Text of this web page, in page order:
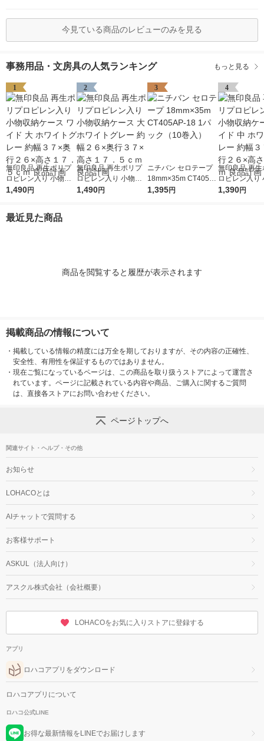
今見ている商品のレビューのみを見る
事務用品・文房具の人気ランキング もっと見る
1
無印良品 再生ポリプ
ロピレン入り 小物収
納ケース ワイド 大 ホ
７．５ｃｍ 良品計画
1,490円
2
無印良品 再生ポリプ
ロピレン入り 小物収
納ケース 大 ホワイト
1,490円
3
ニチバン セロテープ
18mm×35m CT405A
P-18 1パック（10巻
1,395円
4
無印良品 再生
ロピレン入り
納ケース ワイ
1,390円
最近見た商品
商品を閲覧すると履歴が表示されます
掲載商品の情報について
・ 掲載している情報の精度には万全を期しておりますが、その内容の正確性、
安全性、有用性を保証するものではありません。
・ 現在ご覧になっているページは、この商品を取り扱うストアによって運営さ
れています。ページに記載されている内容や商品、ご購入に関するご質問
は、直接各ストアにお問い合わせください。
ページトップへ
関連サイト・ヘルプ・その他
お知らせ
LOHACOとは
AIチャットで質問する
お客様サポート
ASKUL（法人向け）
アスクル株式会社（会社概要）
LOHACOをお気に入りストアに登録する
アプリ
ロハコアプリをダウンロード
ロハコアプリについて
ロハコ公式LINE
お得な最新情報をLINEでお届けします